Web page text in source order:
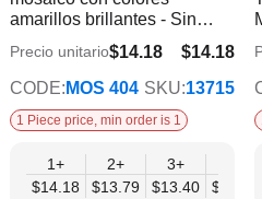
de
deseos
amarillos brillantes - Sin
$14.18
$11.03
Precio unitario$14.18
CODE: MOS 404 SKU:13715
1 Piece price, min order is 1
1+
$14.18
2+
$13.79
3+
$13.40
$13.00